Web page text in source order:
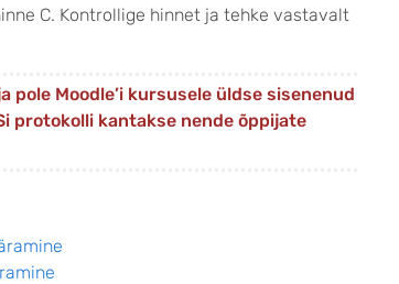
C. Kontrollige hinnet ja tehke vastavalt
pole Moodle’i kursusele üldse sisenenud
protokolli kantakse nende õppijate